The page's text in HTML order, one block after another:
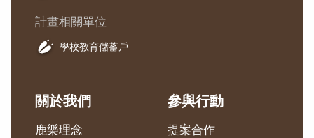
計畫相關單位
學校教育儲蓄戶
關於我們
鹿樂理念
參與行動
提案合作